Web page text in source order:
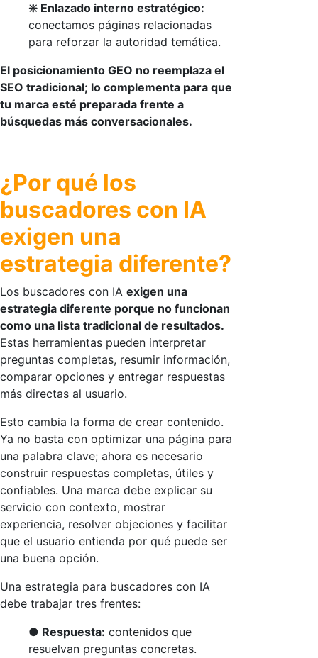
❇️ Enlazado interno estratégico:
conectamos páginas relacionadas
para reforzar la autoridad temática.
El posicionamiento GEO no reemplaza el
SEO tradicional; lo complementa para que
tu marca esté preparada frente a
búsquedas más conversacionales.
¿Por qué los
buscadores con IA
exigen una
estrategia diferente?
Los buscadores con IA exigen una
estrategia diferente porque no funcionan
como una lista tradicional de resultados.
Estas herramientas pueden interpretar
preguntas completas, resumir información,
comparar opciones y entregar respuestas
más directas al usuario.
Esto cambia la forma de crear contenido.
Ya no basta con optimizar una página para
una palabra clave; ahora es necesario
construir respuestas completas, útiles y
confiables. Una marca debe explicar su
servicio con contexto, mostrar
experiencia, resolver objeciones y facilitar
que el usuario entienda por qué puede ser
una buena opción.
Una estrategia para buscadores con IA
debe trabajar tres frentes:
● Respuesta: contenidos que
resuelvan preguntas concretas.